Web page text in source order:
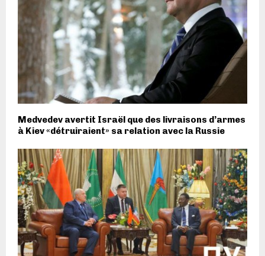
Medvedev avertit Israël que des livraisons d’armes
à Kiev «détruiraient» sa relation avec la Russie